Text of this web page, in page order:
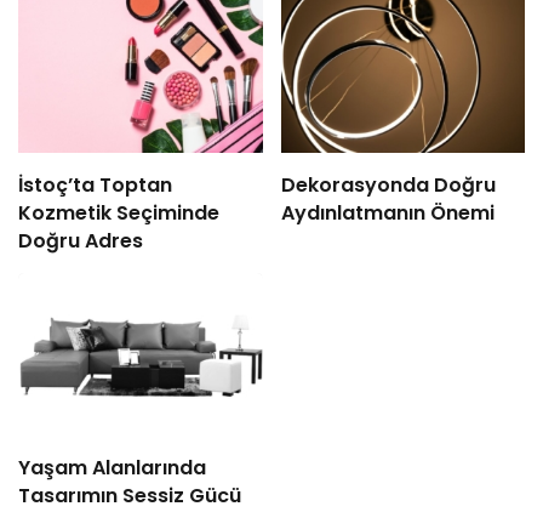
İstoç’ta Toptan
Kozmetik Seçiminde
Doğru Adres
Dekorasyonda Doğru
Aydınlatmanın Önemi
Yaşam Alanlarında
Tasarımın Sessiz Gücü